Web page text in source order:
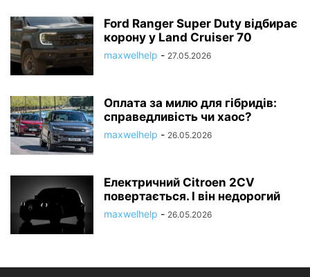
Ford Ranger Super Duty відбирає
корону у Land Cruiser 70
maxwelhelp - 27.05.2026
Оплата за милю для гібридів:
справедливість чи хаос?
maxwelhelp - 26.05.2026
Електричний Citroen 2CV
повертається. І він недорогий
maxwelhelp - 26.05.2026